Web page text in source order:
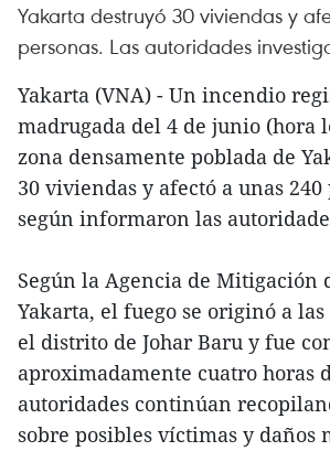
Yakarta destruyó 30 viviendas y
personas. Las autoridades
Yakarta (VNA) - Un incendio
madrugada del 4 de junio (hora
zona densamente poblada de
30 viviendas y afectó a unas 240
según informaron las
Según la Agencia de Mitigación
Yakarta, el fuego se originó a las
el distrito de Johar Baru y fue
aproximadamente cuatro horas
autoridades continúan
sobre posibles víctimas y daños